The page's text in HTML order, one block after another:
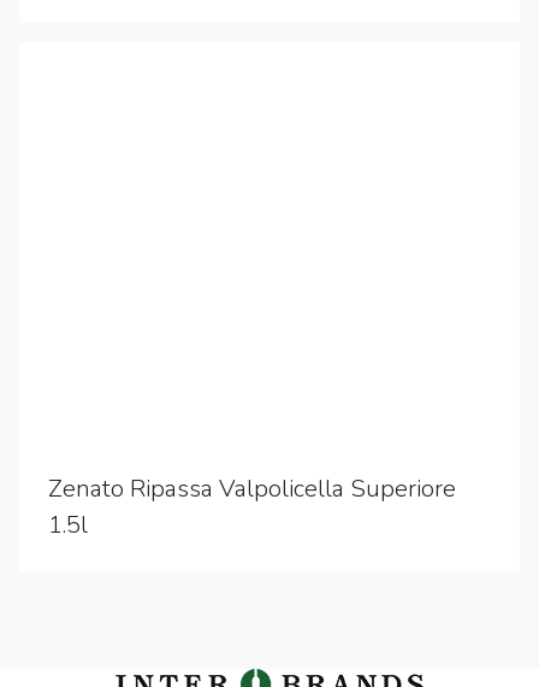
Zenato Ripassa Valpolicella Superiore
1.5l